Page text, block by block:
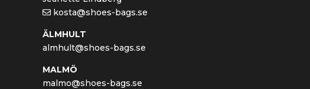
kosta@shoes-bags.se
ÄLMHULT
almhult@shoes-bags.se
MALMÖ
malmo@shoes-bags.se